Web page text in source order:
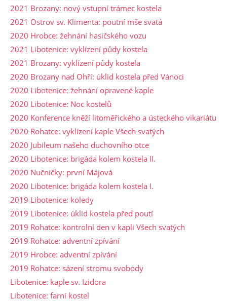
2021 Brozany: nový vstupní trámec kostela
2021 Ostrov sv. Klimenta: poutní mše svatá
2020 Hrobce: žehnání hasičského vozu
2021 Libotenice: vyklízení půdy kostela
2021 Brozany: vyklízení půdy kostela
2020 Brozany nad Ohří: úklid kostela před Vánoci
2020 Libotenice: žehnání opravené kaple
2020 Libotenice: Noc kostelů
2020 Konference kněží litoměřického a ústeckého vikariátu
2020 Rohatce: vyklízení kaple Všech svatých
2020 Jubileum našeho duchovního otce
2020 Libotenice: brigáda kolem kostela II.
2020 Nučničky: první Májová
2020 Libotenice: brigáda kolem kostela I.
2019 Libotenice: koledy
2019 Libotenice: úklid kostela před poutí
2019 Rohatce: kontrolní den v kapli Všech svatých
2019 Rohatce: adventní zpívání
2019 Hrobce: adventní zpívání
2019 Rohatce: sázení stromu svobody
Libotenice: kaple sv. Izidora
Libotenice: farní kostel